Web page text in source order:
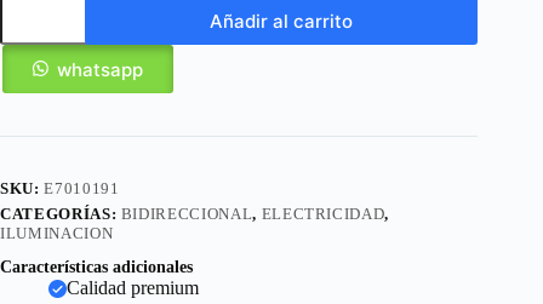
Añadir al carrito
whatsapp
SKU:E7010191
CATEGORÍAS: BIDIRECCIONAL, ELECTRICIDAD,
ILUMINACION
Características adicionales
Calidad premium